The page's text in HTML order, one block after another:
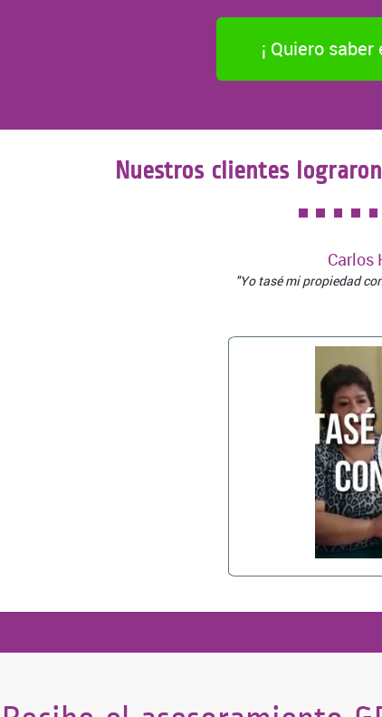
¡ Quiero
Nuestros clientes
Carlos
"Yo tasé mi propiedad